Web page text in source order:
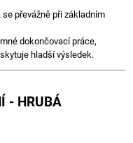
převážně při základním
dokončovací práce,
hladší výsledek.
- HRUBÁ